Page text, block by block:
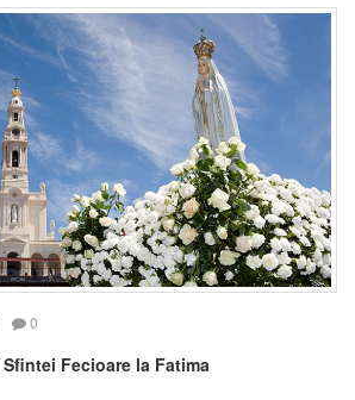
0
Fecioare la Fatima